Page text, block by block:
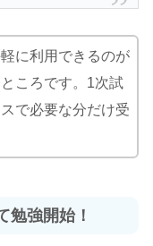
に利用できるのが
ころです。1次試
で必要な分だけ受
勉強開始！